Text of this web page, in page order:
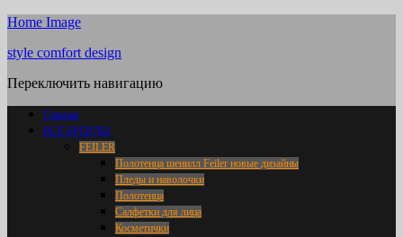
Home Image
style comfort design
Переключить навигацию
Главная
ВСЕ БРЕНДЫ
FEILER
Полотенца шенилл Feiler новые дизайны
Пледы и наволочки
Полотенца
Салфетки для лица
Косметички